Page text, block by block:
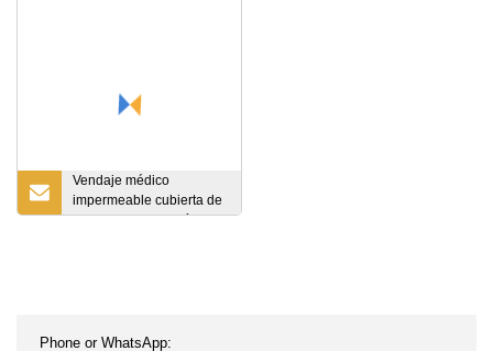
Vendaje médico
impermeable cubierta de
ducha yeso de París cinta